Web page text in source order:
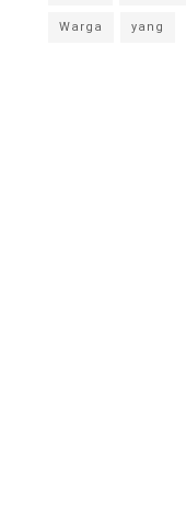
Warga
yang